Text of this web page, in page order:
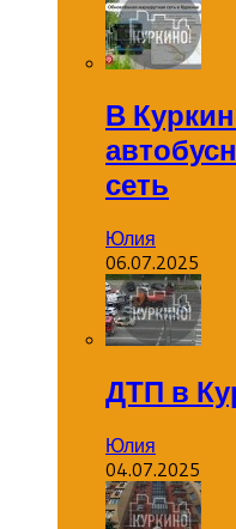
В
сеть
Юлия
06.07.2025
ДТП в
Юлия
04.07.2025